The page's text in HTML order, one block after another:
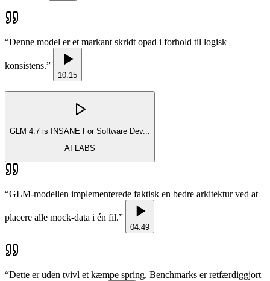
“Denne model er et markant skridt opad i forhold til logisk
konsistens.”
10:15
GLM 4.7 is INSANE For Software Dev...
AI LABS
“GLM-modellen implementerede faktisk en bedre arkitektur ved at
placere alle mock-data i én fil.”
04:49
“Dette er uden tvivl et kæmpe spring. Benchmarks er retfærdiggjort